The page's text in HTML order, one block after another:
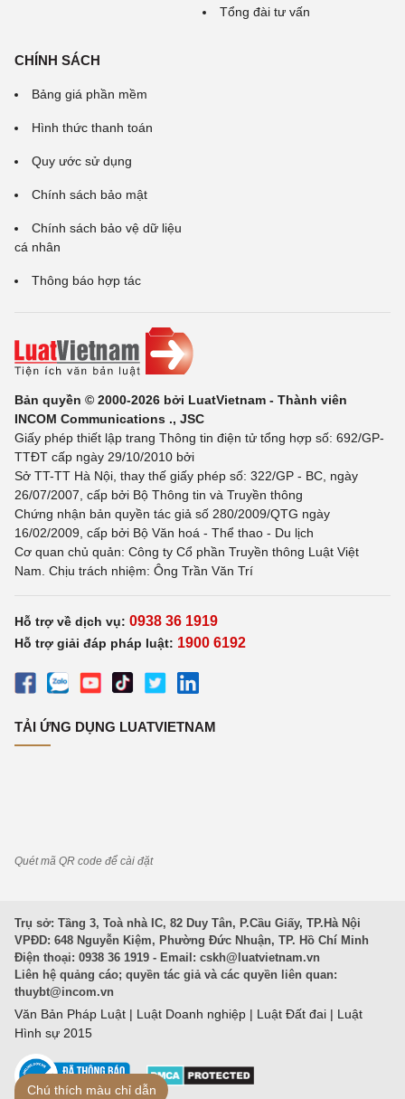
Tổng đài tư vấn
CHÍNH SÁCH
Bảng giá phần mềm
Hình thức thanh toán
Quy ước sử dụng
Chính sách bảo mật
Chính sách bảo vệ dữ liệu
cá nhân
Thông báo hợp tác
Bản quyền © 2000-2026 bởi LuatVietnam - Thành viên
INCOM Communications ., JSC
Giấy phép thiết lập trang Thông tin điện tử tổng hợp số: 692/GP-
TTĐT cấp ngày 29/10/2010 bởi
Sở TT-TT Hà Nội, thay thế giấy phép số: 322/GP - BC, ngày
26/07/2007, cấp bởi Bộ Thông tin và Truyền thông
Chứng nhận bản quyền tác giả số 280/2009/QTG ngày
16/02/2009, cấp bởi Bộ Văn hoá - Thể thao - Du lịch
Cơ quan chủ quản: Công ty Cổ phần Truyền thông Luật Việt
Nam. Chịu trách nhiệm: Ông Trần Văn Trí
Hỗ trợ về dịch vụ: 0938 36 1919
Hỗ trợ giải đáp pháp luật: 1900 6192
TẢI ỨNG DỤNG LUATVIETNAM
Quét mã QR code để cài đặt
Trụ sở: Tầng 3, Toà nhà IC, 82 Duy Tân, P.Cầu Giấy, TP.Hà Nội
VPĐD: 648 Nguyễn Kiệm, Phường Đức Nhuận, TP. Hồ Chí Minh
Điện thoại: 0938 36 1919 - Email: cskh@luatvietnam.vn
Liên hệ quảng cáo; quyền tác giả và các quyền liên quan:
thuybt@incom.vn
Văn Bản Pháp Luật | Luật Doanh nghiệp | Luật Đất đai | Luật
Hình sự 2015
Chú thích màu chỉ dẫn